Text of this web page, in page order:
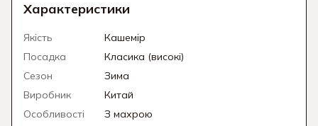
Характеристики
Якість
Кашемір
Посадка
Класика (високі)
Сезон
Зима
Виробник
Китай
Особливості
З махрою